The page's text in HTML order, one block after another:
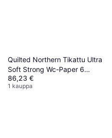
Quilted Northern Tikattu Ultra
Soft Strong Wc-Paper 6
Megarullaa
86,23 €
1 kauppa